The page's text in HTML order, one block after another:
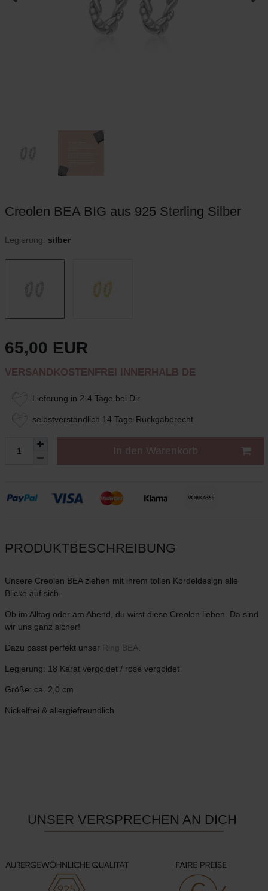
Creolen BEA BIG aus 925 Sterling Silber
Legierung: silber
65,00 EUR
VERSANDKOSTENFREI INNERHALB DE
Lieferung in 2-4 Tage bei Dir
selbstverständlich 14 Tage-Rückgaberecht
In den Warenkorb
PRODUKTBESCHREIBUNG
Unsere Creolen BEA ziehen mit ihrem tollen Kordeldesign alle
Blicke auf sich.
Ob im Alltag oder am Abend, du wirst diese Creolen lieben. Da sind
wir uns ganz sicher!
Dazu passt perfekt unser Ring BEA
Legierung: 18 Karat vergoldet / rosé vergoldet
Größe: ca. 2,0 cm
Nickelfrei & allergiefreundlich
UNSER VERSPRECHEN AN DICH